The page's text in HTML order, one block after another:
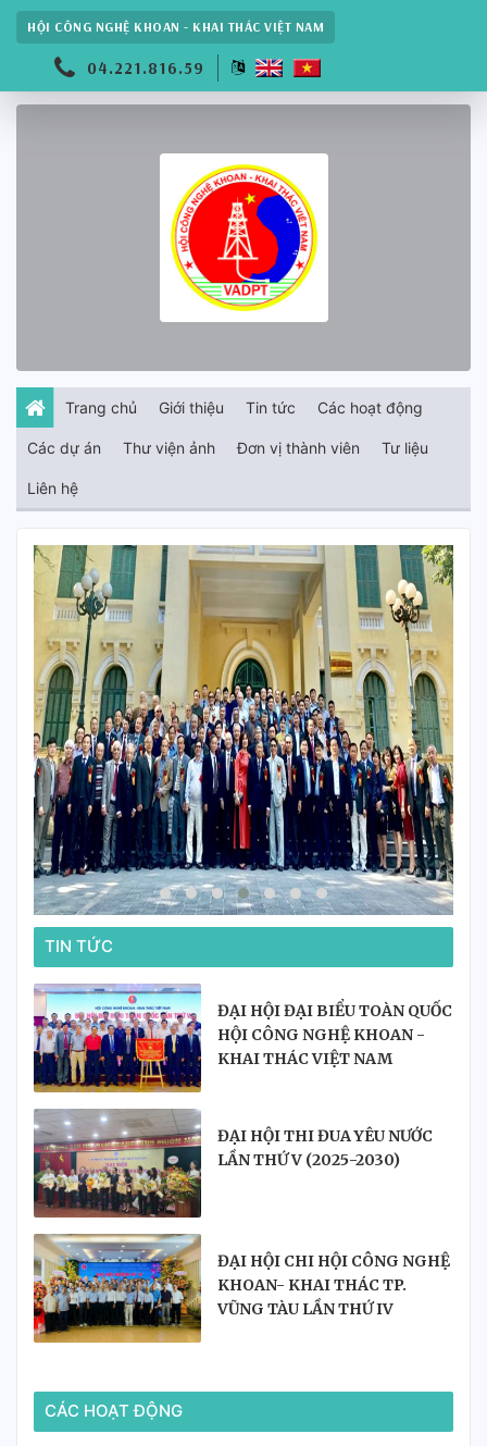
HỘI CÔNG NGHỆ KHOAN - KHAI THÁC VIỆT NAM
04.221.816.59
Trang chủ Giới thiệu Tin tức Các hoạt động
Các dự án Thư viện ảnh Đơn vị thành viên Tư liệu
Liên hệ
TIN TỨC
ĐẠI HỘI ĐẠI BIỂU TOÀN QUỐC
HỘI CÔNG NGHỆ KHOAN -
KHAI THÁC VIỆT NAM
ĐẠI HỘI THI ĐUA YÊU NƯỚC
LẦN THỨ V (2025-2030)
ĐẠI HỘI CHI HỘI CÔNG NGHỆ
KHOAN- KHAI THÁC TP.
VŨNG TÀU LẦN THỨ IV
CÁC HOẠT ĐỘNG